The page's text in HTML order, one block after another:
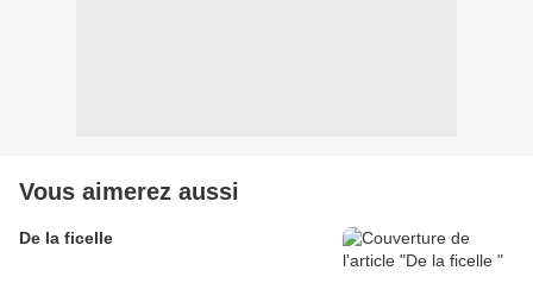
Vous aimerez aussi
De la ficelle